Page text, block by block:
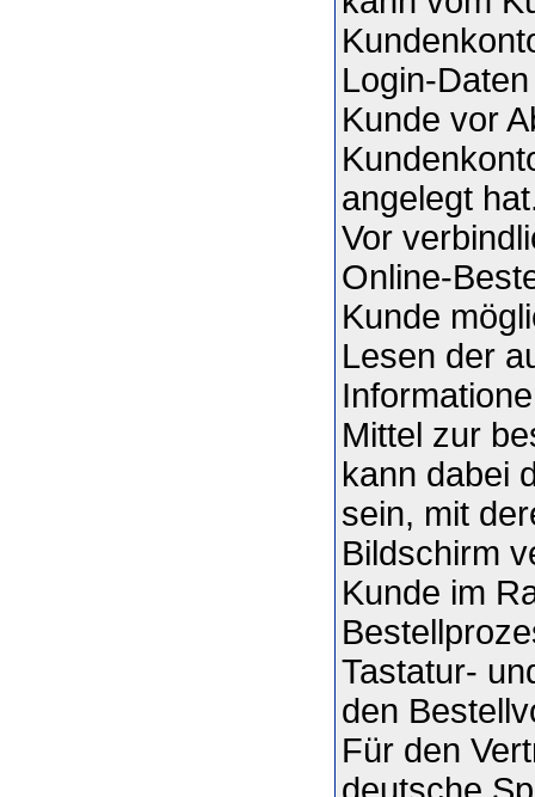
Login-
Kunde vor
angelegt
Vor
Online-
Kunde
Lesen der
Mittel zur
kann dabei
sein, mit
Bildschirm
Kunde im
Tastatur-
den
Für den